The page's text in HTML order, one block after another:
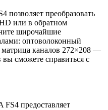
позволяет преобразовать
или в обратном
широчайшие
оптоволоконный
каналов 272×208 —
сможете справиться с
предоставляет